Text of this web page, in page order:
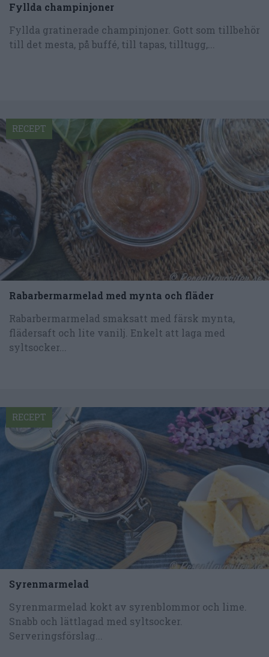
Fyllda champinjoner
Fyllda gratinerade champinjoner. Gott som tillbehör
till det mesta, på buffé, till tapas, tilltugg,...
Rabarbermarmelad med mynta och fläder
Rabarbermarmelad smaksatt med färsk mynta,
flädersaft och lite vanilj. Enkelt att laga med
syltsocker...
RECEPT
Syrenmarmelad
Syrenmarmelad kokt av syrenblommor och lime.
Snabb och lättlagad med syltsocker.
Serveringsförslag...
RECEPT